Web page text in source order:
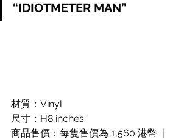
“IDIOTMETER MAN”
材質：Vinyl
尺寸：H8 inches
商品售價：每隻售價為 1,560 港幣  |